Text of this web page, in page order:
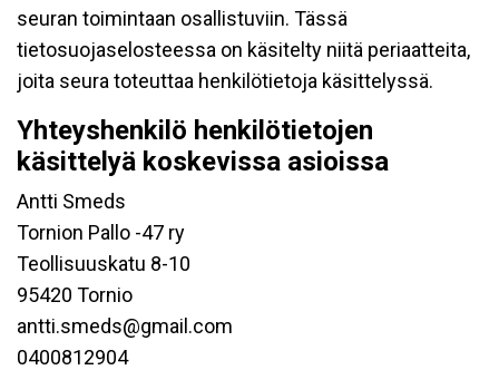
seuran toimintaan osallistuviin. Tässä
tietosuojaselosteessa on käsitelty niitä periaatteita,
joita seura toteuttaa henkilötietoja käsittelyssä.
Yhteyshenkilö henkilötietojen
käsittelyä koskevissa asioissa
Antti Smeds
Tornion Pallo -47 ry
Teollisuuskatu 8-10
95420 Tornio
antti.smeds@gmail.com
0400812904